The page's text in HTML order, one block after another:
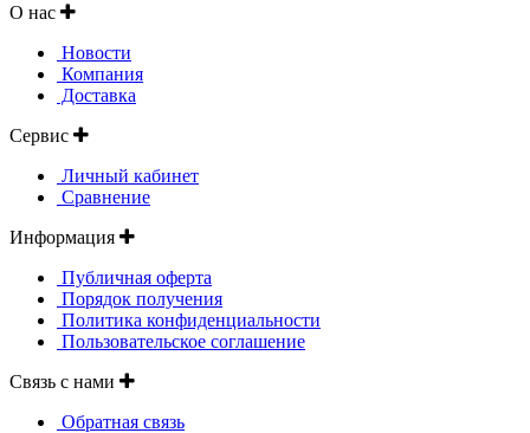
О нас
Новости
Компания
Доставка
Сервис
Личный кабинет
Сравнение
Информация
Публичная оферта
Порядок получения
Политика конфиденциальности
Пользовательское соглашение
Связь с нами
Обратная связь